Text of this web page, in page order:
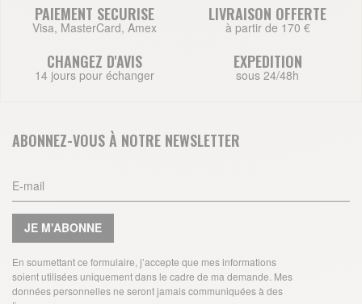
PAIEMENT SECURISE
Visa, MasterCard, Amex
LIVRAISON OFFERTE
à partir de 170 €
CHANGEZ D'AVIS
14 jours pour échanger
EXPEDITION
sous 24/48h
ABONNEZ-VOUS À NOTRE NEWSLETTER
JE M'ABONNE
En soumettant ce formulaire, j’accepte que mes informations
soient utilisées uniquement dans le cadre de ma demande. Mes
données personnelles ne seront jamais communiquées à des